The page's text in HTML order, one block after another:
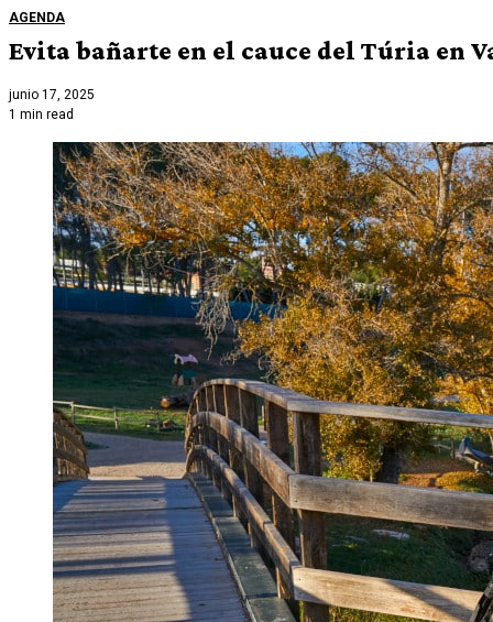
AGENDA
Evita bañarte en el cauce del Túria en
junio 17, 2025
1 min read